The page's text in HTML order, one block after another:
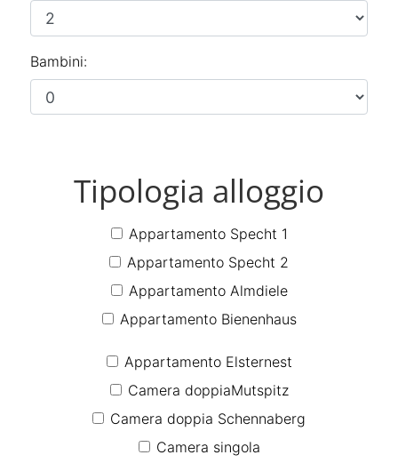
Bambini:
Tipologia alloggio
Appartamento Specht 1
Appartamento Specht 2
Appartamento Almdiele
Appartamento Bienenhaus
Appartamento Elsternest
Camera doppiaMutspitz
Camera doppia Schennaberg
Camera singola